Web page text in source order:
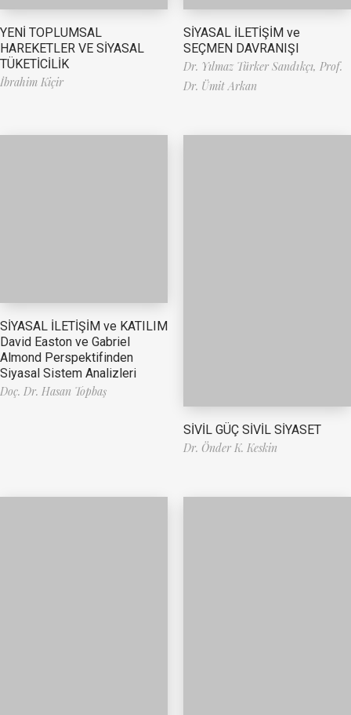
YENİ TOPLUMSAL
HAREKETLER VE SİYASAL
TÜKETİCİLİK
İbrahim Kiçir
SİYASAL İLETİŞİM ve
SEÇMEN DAVRANIŞI
Dr. Yılmaz Türker Sandıkçı, Prof.
Dr. Ümit Arkan
SİYASAL İLETİŞİM ve KATILIM
David Easton ve Gabriel
Almond Perspektifinden
Siyasal Sistem Analizleri
Doç. Dr. Hasan Topbaş
SİVİL GÜÇ SİVİL SİYASET
Dr. Önder K. Keskin